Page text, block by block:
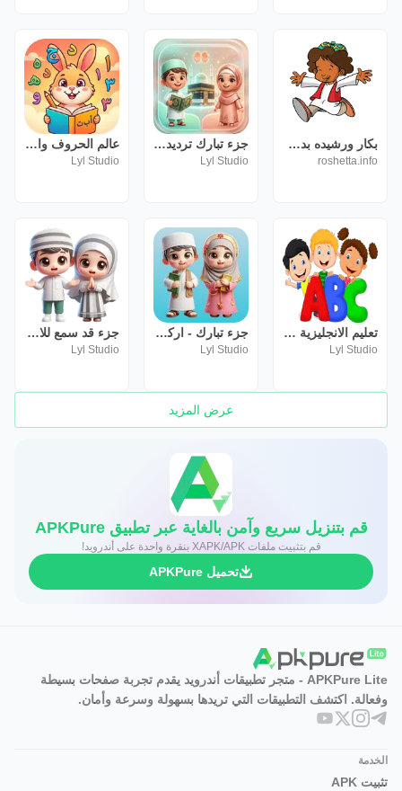
بكار ورشيده بدون نت
roshetta.info
جزء تبارك ترديد وقراءة بدون نت
Lyl Studio
عالم الحروف والأرقام الممتع
Lyl Studio
تعليم الانجليزية للاطفال بدون
Lyl Studio
جزء تبارك - اركان الاسلام
Lyl Studio
جزء قد سمع للاطفال (بدون نت )
Lyl Studio
عرض المزيد
قم بتنزيل سريع وآمن بالغاية عبر تطبيق APKPure
قم بتثبيت ملفات XAPK/APK بنقرة واحدة على أندرويد!
تحميل APKPure
APKPure Lite - متجر تطبيقات أندرويد يقدم تجربة صفحات بسيطة
وفعالة. اكتشف التطبيقات التي تريدها بسهولة وسرعة وأمان.
الخدمة
تثبيت APK